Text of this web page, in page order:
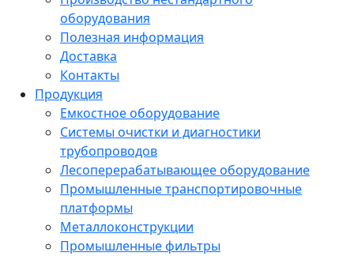
оборудования
Полезная информация
Доставка
Контакты
Продукция
Емкостное оборудование
Системы очистки и диагностики
трубопроводов
Лесоперерабатывающее оборудование
Промышленные транспортировочные
платформы
Металлоконструкции
Промышленные фильтры